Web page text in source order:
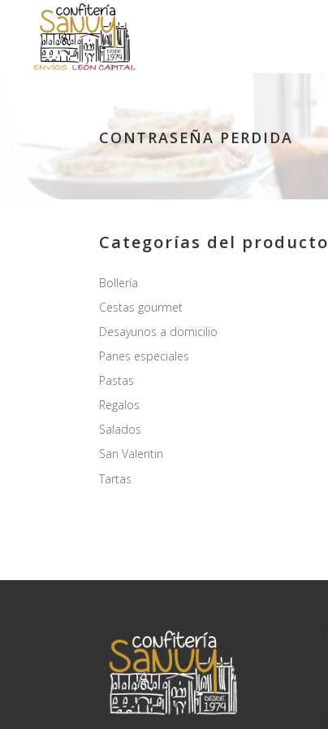
CONTRASEÑA PERDIDA
Categorías del producto
Bollería
Cestas gourmet
Desayunos a domicilio
Panes especiales
Pastas
Regalos
Salados
San Valentin
Tartas